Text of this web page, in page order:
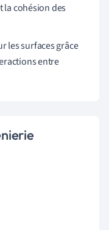
cohésion des
les surfaces grâce
entre